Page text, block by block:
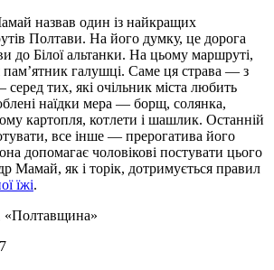
назвав один із найкращих
Полтави. На його думку, це дорога
до Білої альтанки. На цьому маршруті,
пам’ятник галушці. Саме ця страва — з
тих, які очільник міста любить
наїдки мера — борщ, солянка,
картопля, котлети і шашлик. Останній
все інше — прерогатива його
допомагає чоловікові постувати цього
Мамай, як і торік, дотримується правил
їжі.
«Полтавщина»